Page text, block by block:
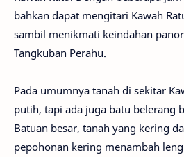
bahkan dapat mengitari Kawah
sambil menikmati keindahan
Tangkuban Perahu.
Pada umumnya tanah di sekitar
putih, tapi ada juga batu belerang
Batuan besar, tanah yang kering
pepohonan kering menambah